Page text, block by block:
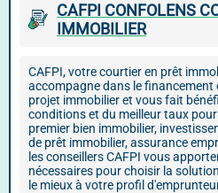
CAFPI CONFOLENS
IMMOBILIER
CAFPI, votre courtier en prêt
accompagne dans le financement
projet immobilier et vous fait
conditions et du meilleur taux
premier bien immobilier,
de prêt immobilier, assurance
les conseillers CAFPI vous
nécessaires pour choisir la
le mieux à votre profil